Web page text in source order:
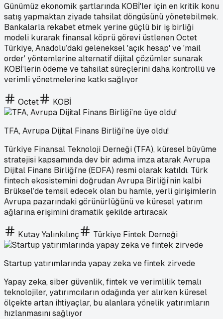
Günümüz ekonomik şartlarında KOBİ'ler için en kritik konu
satış yapmaktan ziyade tahsilat döngüsünü yönetebilmek.
Bankalarla rekabet etmek yerine güçlü bir iş birliği
modeli kurarak finansal köprü görevi üstlenen Octet
Türkiye, Anadolu’daki geleneksel 'açık hesap' ve 'mail
order' yöntemlerine alternatif dijital çözümler sunarak
KOBİ’lerin ödeme ve tahsilat süreçlerini daha kontrollü ve
verimli yönetmelerine katkı sağlıyor
Octet KOBİ
TFA, Avrupa Dijital Finans Birliği’ne üye oldu!
Türkiye Finansal Teknoloji Derneği (TFA), küresel büyüme
stratejisi kapsamında dev bir adıma imza atarak Avrupa
Dijital Finans Birliği'ne (EDFA) resmi olarak katıldı. Türk
fintech ekosistemini doğrudan Avrupa Birliği’nin kalbi
Brüksel’de temsil edecek olan bu hamle, yerli girişimlerin
Avrupa pazarındaki görünürlüğünü ve küresel yatırım
ağlarına erişimini dramatik şekilde artıracak
Kutay Yalınkılınç Türkiye Fintek Derneği
Startup yatırımlarında yapay zeka ve fintek zirvede
Yapay zeka, siber güvenlik, fintek ve verimlilik temalı
teknolojiler, yatırımcıların odağında yer alırken küresel
ölçekte artan ihtiyaçlar, bu alanlara yönelik yatırımların
hızlanmasını sağlıyor